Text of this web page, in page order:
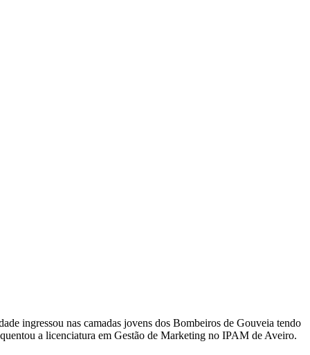
ingressou nas camadas jovens dos Bombeiros de Gouveia tendo
a licenciatura em Gestão de Marketing no IPAM de Aveiro.